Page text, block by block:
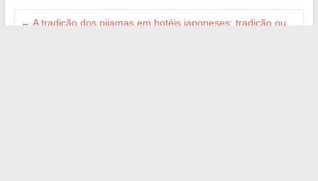
← A tradição dos pijamas em hotéis japoneses: tradição ou